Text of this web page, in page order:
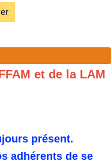
et de la LAM
présent.
adhérents de se